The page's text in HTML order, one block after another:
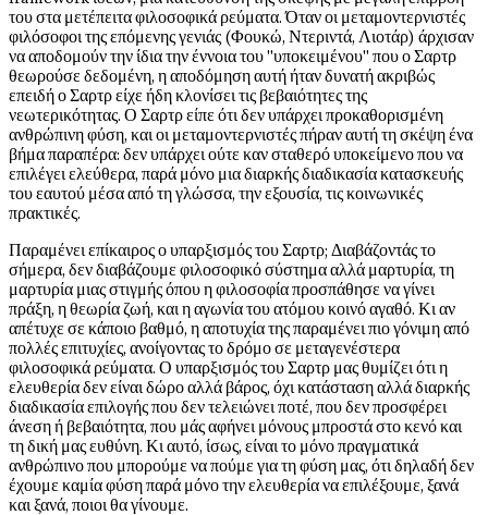
του στα μετέπειτα φιλοσοφικά ρεύματα. Όταν οι μεταμοντερνιστές
φιλόσοφοι της επόμενης γενιάς (Φουκώ, Ντεριντά, Λιοτάρ) άρχισαν
να αποδομούν την ίδια την έννοια του "υποκειμένου" που ο Σαρτρ
θεωρούσε δεδομένη, η αποδόμηση αυτή ήταν δυνατή ακριβώς
επειδή ο Σαρτρ είχε ήδη κλονίσει τις βεβαιότητες της
νεωτερικότητας. Ο Σαρτρ είπε ότι δεν υπάρχει προκαθορισμένη
ανθρώπινη φύση, και οι μεταμοντερνιστές πήραν αυτή τη σκέψη ένα
βήμα παραπέρα: δεν υπάρχει ούτε καν σταθερό υποκείμενο που να
επιλέγει ελεύθερα, παρά μόνο μια διαρκής διαδικασία κατασκευής
του εαυτού μέσα από τη γλώσσα, την εξουσία, τις κοινωνικές
πρακτικές.
Παραμένει επίκαιρος ο υπαρξισμός του Σαρτρ; Διαβάζοντάς το
σήμερα, δεν διαβάζουμε φιλοσοφικό σύστημα αλλά μαρτυρία, τη
μαρτυρία μιας στιγμής όπου η φιλοσοφία προσπάθησε να γίνει
πράξη, η θεωρία ζωή, και η αγωνία του ατόμου κοινό αγαθό. Κι αν
απέτυχε σε κάποιο βαθμό, η αποτυχία της παραμένει πιο γόνιμη από
πολλές επιτυχίες, ανοίγοντας το δρόμο σε μεταγενέστερα
φιλοσοφικά ρεύματα. Ο υπαρξισμός του Σαρτρ μας θυμίζει ότι η
ελευθερία δεν είναι δώρο αλλά βάρος, όχι κατάσταση αλλά διαρκής
διαδικασία επιλογής που δεν τελειώνει ποτέ, που δεν προσφέρει
άνεση ή βεβαιότητα, που μάς αφήνει μόνους μπροστά στο κενό και
τη δική μας ευθύνη. Κι αυτό, ίσως, είναι το μόνο πραγματικά
ανθρώπινο που μπορούμε να πούμε για τη φύση μας, ότι δηλαδή δεν
έχουμε καμία φύση παρά μόνο την ελευθερία να επιλέξουμε, ξανά
και ξανά, ποιοι θα γίνουμε.